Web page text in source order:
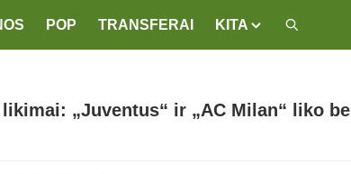
POP TRANSFERAI KITA
„Juventus“ ir „AC Milan“ liko be